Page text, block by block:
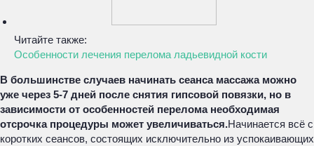
Читайте также:
Особенности лечения перелома ладьевидной кости
В большинстве случаев начинать сеанса массажа можно
уже через 5-7 дней после снятия гипсовой повязки, но в
зависимости от особенностей перелома необходимая
отсрочка процедуры может увеличиваться.Начинается всё с
коротких сеансов, состоящих исключительно из успокаивающих